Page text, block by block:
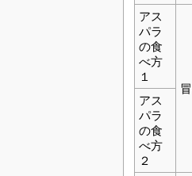
アス
パラ
の食
べ方
１
アス
パラ
の食
べ方
２